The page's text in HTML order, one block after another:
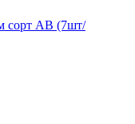
сорт АВ (7шт/